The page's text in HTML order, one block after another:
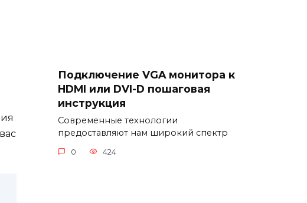
Подключение VGA монитора к
HDMI или DVI-D пошаговая
инструкция
Современные технологии
предоставляют нам широкий спектр
0 424